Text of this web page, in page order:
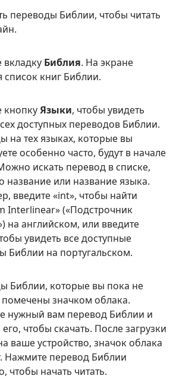
переводы Библии, чтобы читать
Библия. На экране
список книг Библии.
кнопкуЯзыки, чтобы увидеть
доступных переводов Библии.
на тех языках, которые вы
особенно часто, будут в начале
искать перевод в списке,
название или название языка.
введите «int», чтобы найти
Interlinear» («Подстрочник
на английском, или введите
увидеть все доступные
Библии на португальском.
Библии, которые вы пока не
помечены значком облака.
нужный вам перевод Библии и
чтобы скачать. После загрузки
ваше устройство, значок облака
Нажмите перевод Библии
чтобы начать читать.